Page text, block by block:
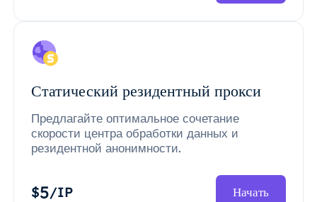
Статический резидентный прокси
Предлагайте оптимальное сочетание
скорости центра обработки данных и
резидентной анонимности.
$5/IP Начать